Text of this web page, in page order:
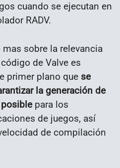
cuando se ejecutan en
RADV.
sobre la relevancia
de Valve es
primer plano que se
la generación de
para los
de juegos, así
de compilación